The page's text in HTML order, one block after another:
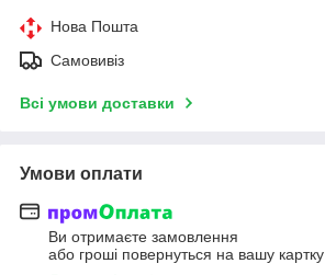
Нова Пошта
Самовивіз
Всі умови доставки
Умови оплати
Ви отримаєте замовлення
або гроші повернуться на вашу картку